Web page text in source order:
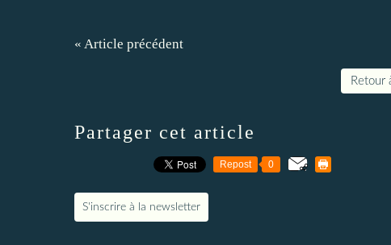
« Article précédent
Retour
Partager cet article
Repost 0
S'inscrire à la newsletter